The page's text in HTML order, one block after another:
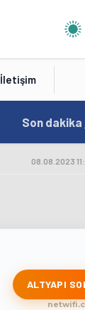
İletişim
18:56 /
Son dakika
08.08.2023
ALTYAPI